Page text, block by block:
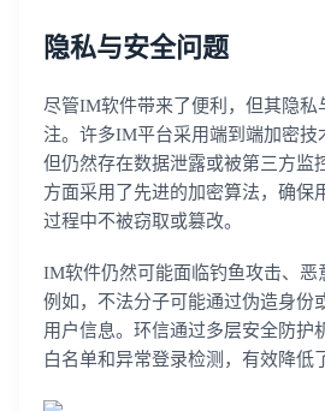
隐私与安全问题
尽管IM软件带来了便利，但其隐私
注。许多IM平台采用端到端加密技
但仍然存在数据泄露或被第三方监
方面采用了先进的加密算法，确保
过程中不被窃取或篡改。
IM软件仍然可能面临钓鱼攻击、恶
例如，不法分子可能通过伪造身份
用户信息。环信通过多层安全防护
白名单和异常登录检测，有效降低